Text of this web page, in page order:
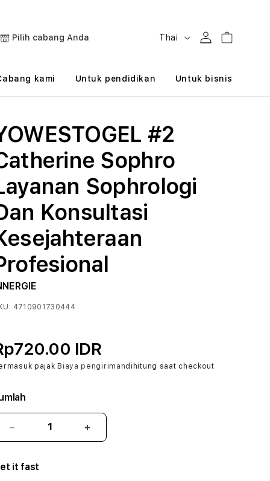
Pilih cabang Anda
B
h
a
Thai MasukKeranjang
kami Untuk pendidikan Untuk bisnis
#2
Sophro
Sophrologi
Konsultasi
4710901730444
IDR
pajak Biaya pengirimandihitung saat checkout
Kurangi
jumlah
YOWESTOGEL
Tambah
jumlah
it fast